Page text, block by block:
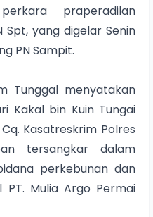
praperadilan
Spt, yang digelar Senin
PN Sampit.
Tunggal menyatakan
Kakal bin Kuin Tungai
Kasatreskrim Polres
tersangkar dalam
perkebunan dan
Mulia Argo Permai